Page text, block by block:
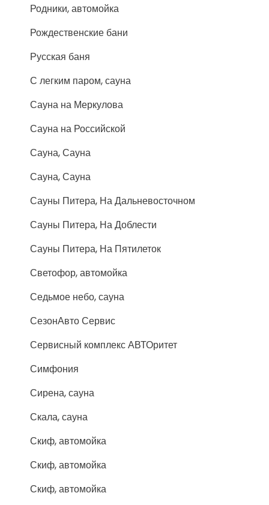
Родники, автомойка
Рождественские бани
Русская баня
С легким паром, сауна
Сауна на Меркулова
Сауна на Российской
Сауна, Сауна
Сауна, Сауна
Сауны Питера, На Дальневосточном
Сауны Питера, На Доблести
Сауны Питера, На Пятилеток
Светофор, автомойка
Седьмое небо, сауна
СезонАвто Сервис
Сервисный комплекс АВТОритет
Симфония
Сирена, сауна
Скала, сауна
Скиф, автомойка
Скиф, автомойка
Скиф, автомойка